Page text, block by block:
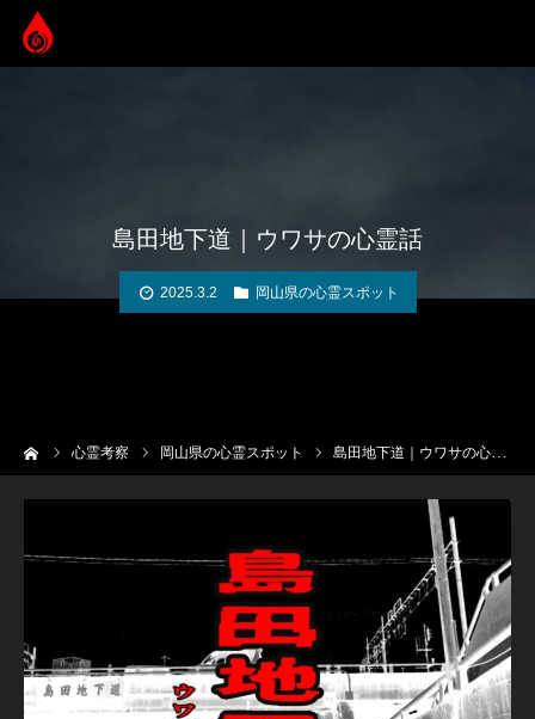
島田地下道｜ウワサの心霊話
2025.3.2 岡山県の心霊スポット
心霊考察 岡山県の心霊スポット 島田地下道｜ウワサの心霊話